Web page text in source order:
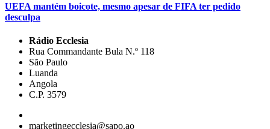
UEFA mantém boicote, mesmo apesar de FIFA ter pedido
desculpa
Rádio Ecclesia
Rua Commandante Bula N.º 118
São Paulo
Luanda
Angola
C.P. 3579
marketingecclesia@sapo.ao